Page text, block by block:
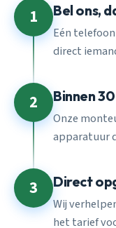
1 Bel ons,
Eén
direct
2 Binnen
Onze
apparatuur
3 Direct
Wij
het tarief